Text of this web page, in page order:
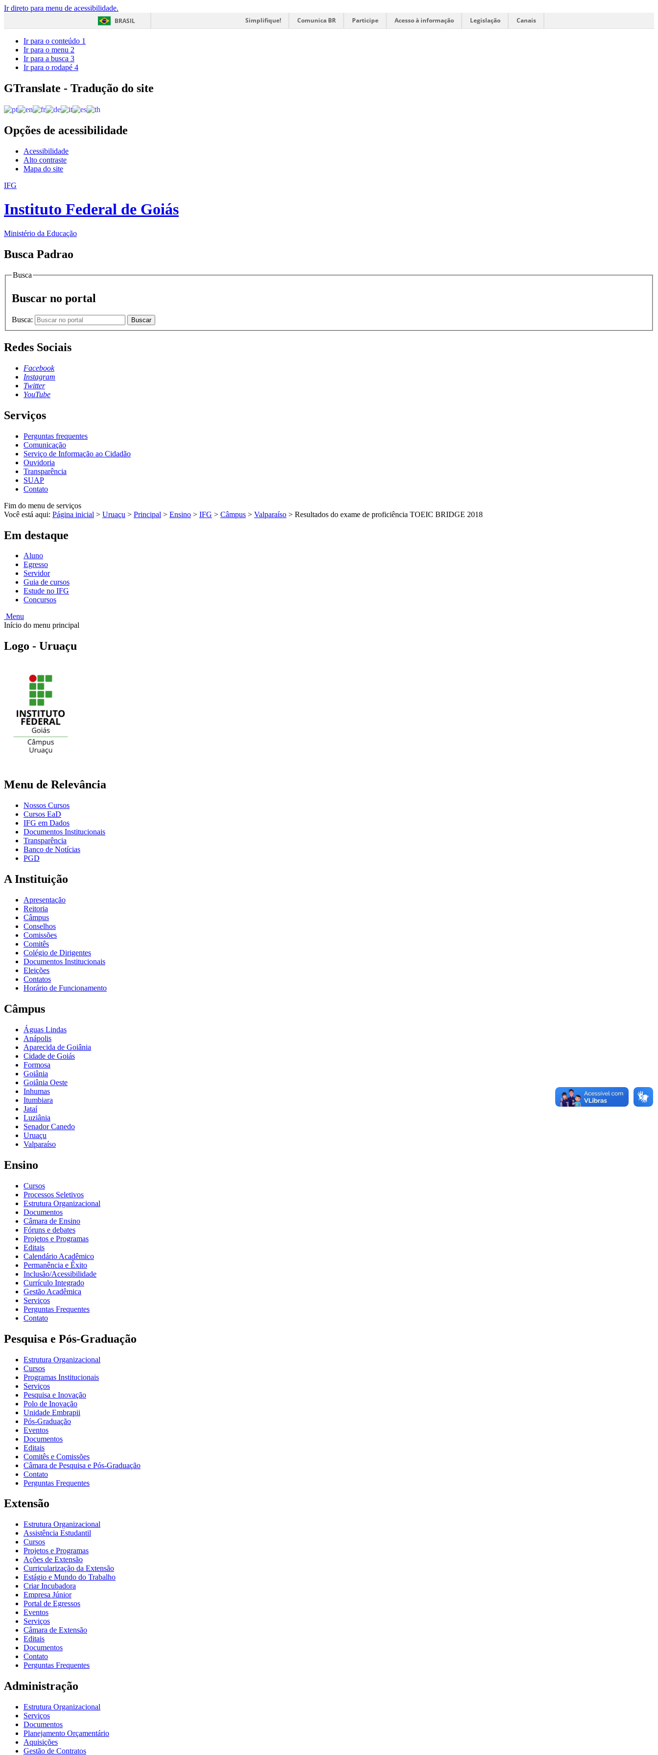
Ir direto para menu de acessibilidade.
BRASIL
Simplifique! Comunica BR Participe Acesso à informação Legislação Canais
Ir para o conteúdo 1
Ir para o menu 2
Ir para a busca 3
Ir para o rodapé 4
GTranslate - Tradução do site
Opções de acessibilidade
Acessibilidade
Alto contraste
Mapa do site
IFG
Instituto Federal de Goiás
Ministério da Educação
Busca Padrao
Busca
Buscar no portal
Busca: Buscar
Redes Sociais
Facebook
Instagram
Twitter
YouTube
Serviços
Perguntas frequentes
Comunicação
Serviço de Informação ao Cidadão
Ouvidoria
Transparência
SUAP
Contato
Fim do menu de serviços
Você está aqui: Página inicial > Uruaçu > Principal > Ensino > IFG > Câmpus > Valparaíso > Resultados do exame de proficiência TOEIC BRIDGE 2018
Em destaque
Aluno
Egresso
Servidor
Guia de cursos
Estude no IFG
Concursos
Menu
Início do menu principal
Logo - Uruaçu
Menu de Relevância
Nossos Cursos
Cursos EaD
IFG em Dados
Documentos Institucionais
Transparência
Banco de Notícias
PGD
A Instituição
Apresentação
Reitoria
Câmpus
Conselhos
Comissões
Comitês
Colégio de Dirigentes
Documentos Institucionais
Eleições
Contatos
Horário de Funcionamento
Câmpus
Águas Lindas
Anápolis
Aparecida de Goiânia
Cidade de Goiás
Formosa
Goiânia
Goiânia Oeste
Inhumas
Itumbiara
Jataí
Luziânia
Senador Canedo
Uruaçu
Valparaíso
Ensino
Cursos
Processos Seletivos
Estrutura Organizacional
Documentos
Câmara de Ensino
Fóruns e debates
Projetos e Programas
Editais
Calendário Acadêmico
Permanência e Êxito
Inclusão/Acessibilidade
Currículo Integrado
Gestão Acadêmica
Serviços
Perguntas Frequentes
Contato
Pesquisa e Pós-Graduação
Estrutura Organizacional
Cursos
Programas Institucionais
Serviços
Pesquisa e Inovação
Polo de Inovação
Unidade Embrapii
Pós-Graduação
Eventos
Documentos
Editais
Comitês e Comissões
Câmara de Pesquisa e Pós-Graduação
Contato
Perguntas Frequentes
Extensão
Estrutura Organizacional
Assistência Estudantil
Cursos
Projetos e Programas
Ações de Extensão
Curricularização da Extensão
Estágio e Mundo do Trabalho
Criar Incubadora
Empresa Júnior
Portal de Egressos
Eventos
Serviços
Câmara de Extensão
Editais
Documentos
Contato
Perguntas Frequentes
Administração
Estrutura Organizacional
Serviços
Documentos
Planejamento Orçamentário
Aquisições
Gestão de Contratos